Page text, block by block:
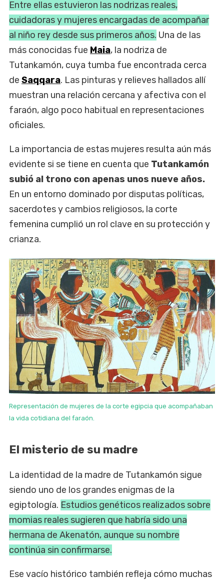
Entre ellas estuvieron las nodrizas reales,
cuidadoras y mujeres encargadas de acompañar
al niño rey desde sus primeros años. Una de las
más conocidas fue Maia, la nodriza de
Tutankamón, cuya tumba fue encontrada cerca
de Saqqara. Las pinturas y relieves hallados allí
muestran una relación cercana y afectiva con el
faraón, algo poco habitual en representaciones
oficiales.
La importancia de estas mujeres resulta aún más
evidente si se tiene en cuenta que Tutankamón
subió al trono con apenas unos nueve años.
En un entorno dominado por disputas políticas,
sacerdotes y cambios religiosos, la corte
femenina cumplió un rol clave en su protección y
crianza.
Representación de mujeres de la corte egipcia que acompañaban
la vida cotidiana del faraón.
El misterio de su madre
La identidad de la madre de Tutankamón sigue
siendo uno de los grandes enigmas de la
egiptología. Estudios genéticos realizados sobre
momias reales sugieren que habría sido una
hermana de Akenatón, aunque su nombre
continúa sin confirmarse.
Ese vacío histórico también refleja cómo muchas